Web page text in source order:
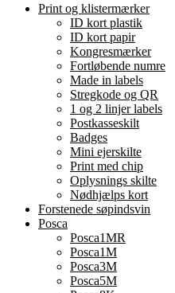
Print og klistermærker
ID kort plastik
ID kort papir
Kongresmærker
Fortløbende numre
Made in labels
Stregkode og QR
1 og 2 linjer labels
Postkasseskilt
Badges
Mini ejerskilte
Print med chip
Oplysnings skilte
Nødhjælps kort
Forstenede søpindsvin
Posca
Posca1MR
Posca1M
Posca3M
Posca5M